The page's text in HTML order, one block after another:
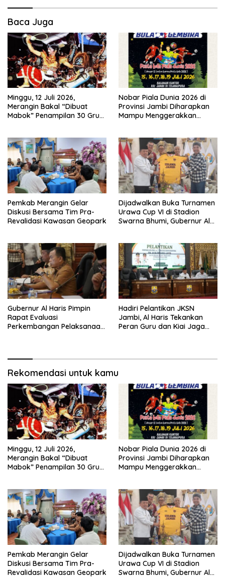
Baca Juga
Minggu, 12 Juli 2026,
Merangin Bakal “Dibuat
Mabok” Penampilan 30 Grup
Nobar Piala Dunia 2026 di
Provinsi Jambi Diharapkan
Mampu Menggerakkan
Pemkab Merangin Gelar
Diskusi Bersama Tim Pra-
Revalidasi Kawasan Geopark
Dijadwalkan Buka Turnamen
Urawa Cup VI di Stadion
Swarna Bhumi, Gubernur Al
Gubernur Al Haris Pimpin
Rapat Evaluasi
Perkembangan Pelaksanaan
Hadiri Pelantikan JKSN
Jambi, Al Haris Tekankan
Peran Guru dan Kiai Jaga
Rekomendasi untuk kamu
Minggu, 12 Juli 2026,
Merangin Bakal “Dibuat
Mabok” Penampilan 30 Grup
Nobar Piala Dunia 2026 di
Provinsi Jambi Diharapkan
Mampu Menggerakkan
Pemkab Merangin Gelar
Diskusi Bersama Tim Pra-
Revalidasi Kawasan Geopark
Dijadwalkan Buka Turnamen
Urawa Cup VI di Stadion
Swarna Bhumi, Gubernur Al